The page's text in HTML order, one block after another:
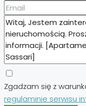
Zgadzam się z
regulaminie serwisu